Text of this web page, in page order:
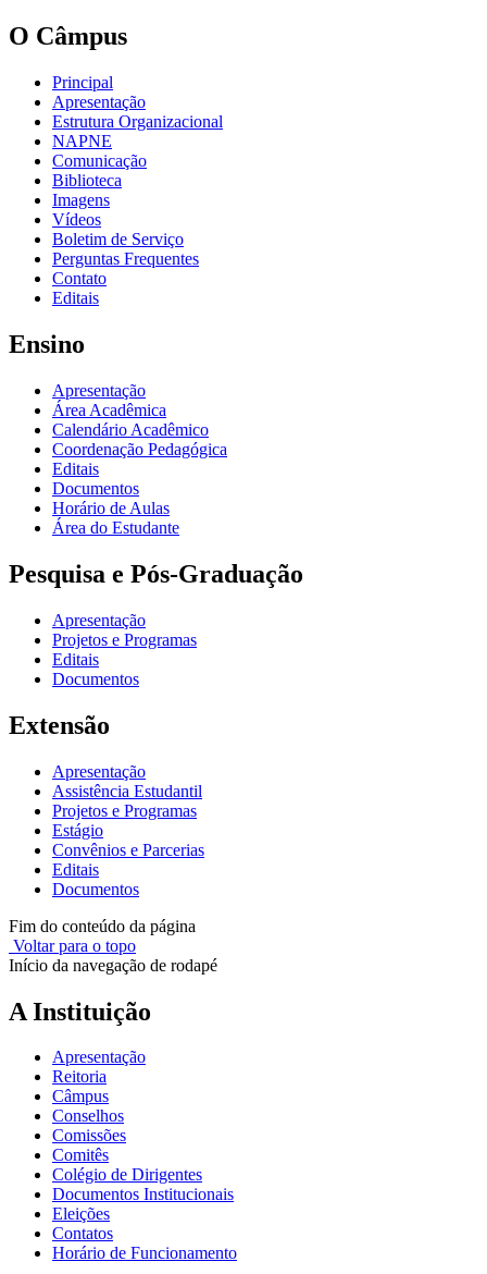
O Câmpus
Principal
Apresentação
Estrutura Organizacional
NAPNE
Comunicação
Biblioteca
Imagens
Vídeos
Boletim de Serviço
Perguntas Frequentes
Contato
Editais
Ensino
Apresentação
Área Acadêmica
Calendário Acadêmico
Coordenação Pedagógica
Editais
Documentos
Horário de Aulas
Área do Estudante
Pesquisa e Pós-Graduação
Apresentação
Projetos e Programas
Editais
Documentos
Extensão
Apresentação
Assistência Estudantil
Projetos e Programas
Estágio
Convênios e Parcerias
Editais
Documentos
Fim do conteúdo da página
Voltar para o topo
Início da navegação de rodapé
A Instituição
Apresentação
Reitoria
Câmpus
Conselhos
Comissões
Comitês
Colégio de Dirigentes
Documentos Institucionais
Eleições
Contatos
Horário de Funcionamento